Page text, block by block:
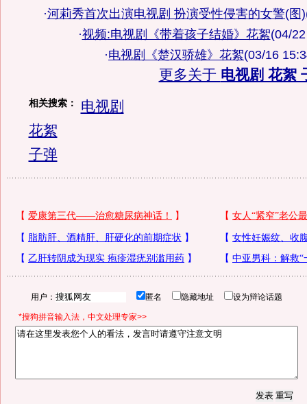
·河莉秀首次出演电视剧 扮演受性侵害的女警(图)
·视频:电视剧《带着孩子结婚》花絮(04/
·电视剧《楚汉骄雄》花絮(03/16
更多关于 电视剧 花絮
相关搜索：
电视剧
花絮
子弹
用户： 匿名 隐藏地址 设为辩论话题
*搜狗拼音输入法，中文处理专家>>